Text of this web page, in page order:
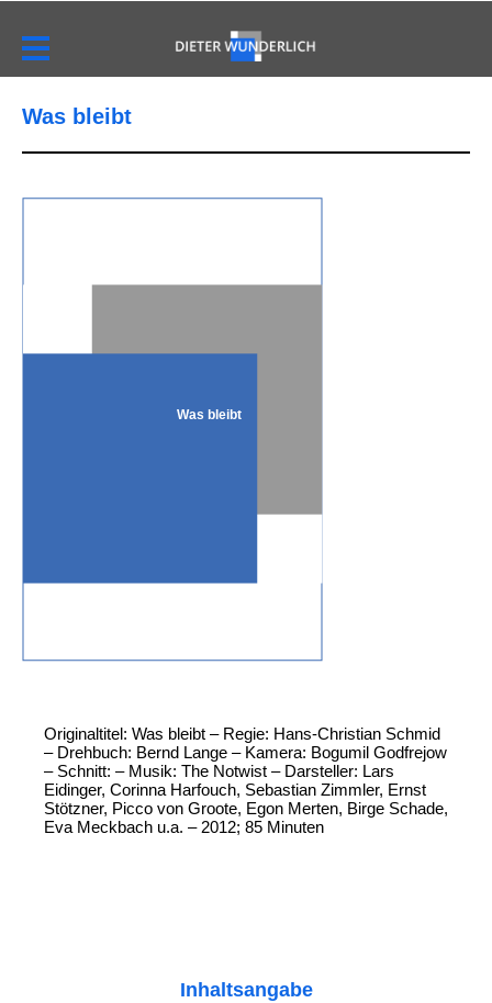
Was bleibt
Was bleibt
Originaltitel: Was bleibt – Regie: Hans-Christian Schmid
– Drehbuch: Bernd Lange – Kamera: Bogumil Godfrejow
– Schnitt: – Musik: The Notwist – Darsteller: Lars
Eidinger, Corinna Harfouch, Sebastian Zimmler, Ernst
Stötzner, Picco von Groote, Egon Merten, Birge Schade,
Eva Meckbach u.a. – 2012; 85 Minuten
Inhaltsangabe